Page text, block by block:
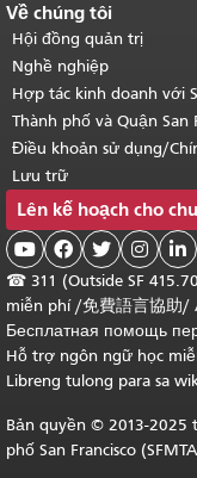
Về chúng tôi
Hội đồng quản trị
Nghề nghiệp
Hợp tác kinh doanh với
Thành phố và Quận San
Điều khoản sử dụng/
Lưu trữ
Lên kế hoạch cho
    
☎ 311 (Outside SF
miễn phí /免費語言協助/
Бесплатная помощь
Hỗ trợ ngôn ngữ học
Libreng tulong para sa
Bản quyền © 2013-2025
phố San Francisco